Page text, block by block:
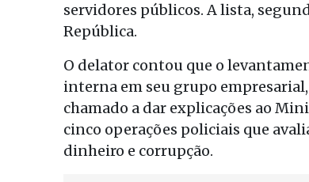
servidores públicos. A lista,
República.
O delator contou que o
interna em seu grupo
chamado a dar explicações ao
cinco operações policiais que
dinheiro e corrupção.